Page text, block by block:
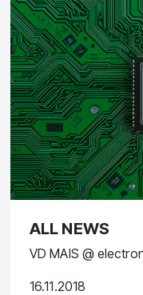
ALL NEWS
VD MAIS @
16.11.2018